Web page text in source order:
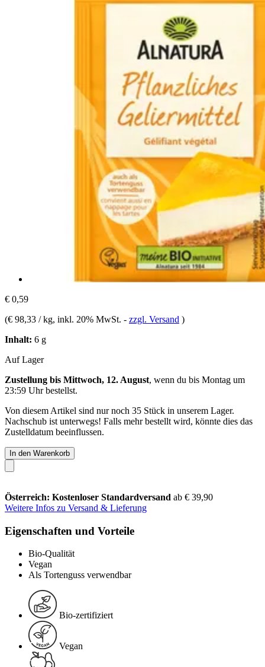
€ 0,59
(€ 98,33 / kg, inkl. 20% MwSt. - zzgl. Versand )
Inhalt: 6 g
Auf Lager
Zustellung bis Mittwoch, 12. August, wenn du bis Montag um
23:59 Uhrbestellst.
Von diesem Artikel sind nur noch 35 Stück in unserem Lager.
Nachschub ist unterwegs! Falls mehr bestellt wird, könnte dies das
Zustelldatum beeinflussen.
In den Warenkorb
Österreich: Kostenloser Standardversand ab € 39,90
Weitere Infos zu Versand & Lieferung
Eigenschaften und Vorteile
Bio-Qualität
Vegan
Als Tortenguss verwendbar
Bio-zertifiziert
Vegan